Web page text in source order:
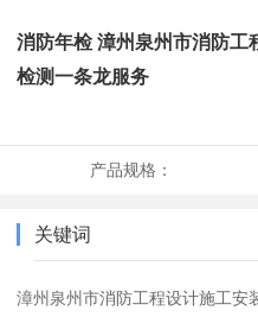
消防年检 漳州泉州市消防工
检测一条龙服务
产品规格：
关键词
漳州泉州市消防工程设计施工安